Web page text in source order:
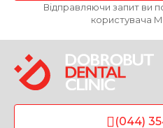
Відправляючи запит ви
користувача
(044)